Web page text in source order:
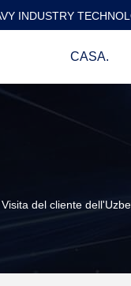
INDUSTRY
CASA.
del cliente